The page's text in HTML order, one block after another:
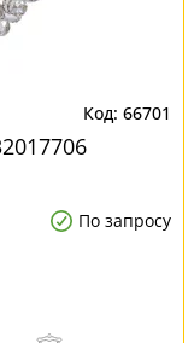
66701
По запросу